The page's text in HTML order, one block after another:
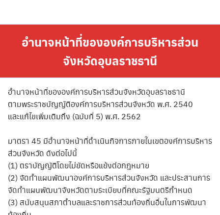
อำนาจหน้าที่ขององค์การบริหารส่วน
จังหวัดอุบลราชธานี
อำนาจหน้าที่ขององค์การบริหารส่วนจังหวัดอุบลราชธานี
ตามพระราชบัญญัติองค์การบริหารส่วนจังหวัด พ.ศ. 2540
และแก้ไขเพิ่มเติมถึง (ฉบับที่ 5) พ.ศ. 2562
มาตรา 45 มีอำนาจหน้าที่ดำเนินกิจการภายในเขตองค์การบริหาร
ส่วนจังหวัด ดังต่อไปนี้
(1) ตราบัญญัติโดยไม่ขัดหรือแย้งต่อกฎหมาย
(2) จัดทำแผนพัฒนาองค์การบริหารส่วนจังหวัด และประสานการ
จัดทำแผนพัฒนาจังหวัดตามระเบียบที่คณะรัฐมนตรีกำหนด
(3) สนับสนุนสภาตำบลและราชการส่วนท้องถิ่นอื่นในการพัฒนา